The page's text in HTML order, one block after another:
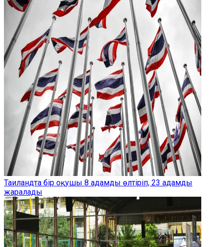
Таиландта бір оқушы 8 адамды өлтіріп, 23 адамды
жаралады